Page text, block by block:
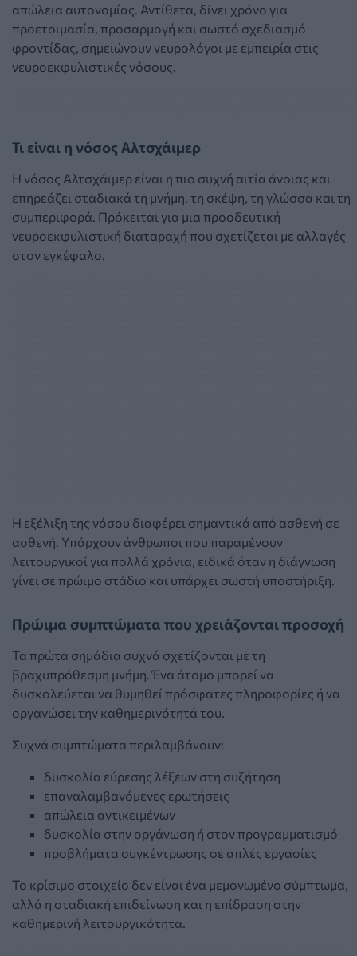
απώλεια αυτονομίας. Αντίθετα, δίνει χρόνο για
προετοιμασία, προσαρμογή και σωστό σχεδιασμό
φροντίδας, σημειώνουν νευρολόγοι με εμπειρία στις
νευροεκφυλιστικές νόσους.
Τι είναι η νόσος Αλτσχάιμερ
Η νόσος Αλτσχάιμερ είναι η πιο συχνή αιτία άνοιας και
επηρεάζει σταδιακά τη μνήμη, τη σκέψη, τη γλώσσα και τη
συμπεριφορά. Πρόκειται για μια προοδευτική
νευροεκφυλιστική διαταραχή που σχετίζεται με αλλαγές
στον εγκέφαλο.
Η εξέλιξη της νόσου διαφέρει σημαντικά από ασθενή σε
ασθενή. Υπάρχουν άνθρωποι που παραμένουν
λειτουργικοί για πολλά χρόνια, ειδικά όταν η διάγνωση
γίνει σε πρώιμο στάδιο και υπάρχει σωστή υποστήριξη.
Πρώιμα συμπτώματα που χρειάζονται προσοχή
Τα πρώτα σημάδια συχνά σχετίζονται με τη
βραχυπρόθεσμη μνήμη. Ένα άτομο μπορεί να
δυσκολεύεται να θυμηθεί πρόσφατες πληροφορίες ή να
οργανώσει την καθημερινότητά του.
Συχνά συμπτώματα περιλαμβάνουν:
δυσκολία εύρεσης λέξεων στη συζήτηση
επαναλαμβανόμενες ερωτήσεις
απώλεια αντικειμένων
δυσκολία στην οργάνωση ή στον προγραμματισμό
προβλήματα συγκέντρωσης σε απλές εργασίες
Το κρίσιμο στοιχείο δεν είναι ένα μεμονωμένο σύμπτωμα,
αλλά η σταδιακή επιδείνωση και η επίδραση στην
καθημερινή λειτουργικότητα.